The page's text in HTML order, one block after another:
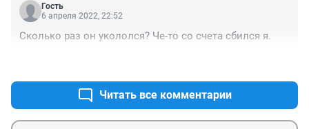
Гость
6 апреля 2022, 22:52
Сколько раз он укололся? Че-то со счета сбился я.
Читать все комментарии